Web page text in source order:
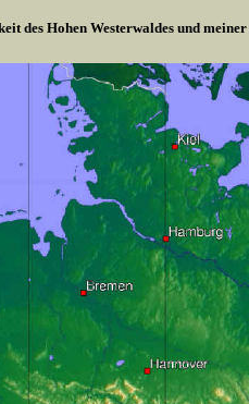
des Hohen Westerwaldes und